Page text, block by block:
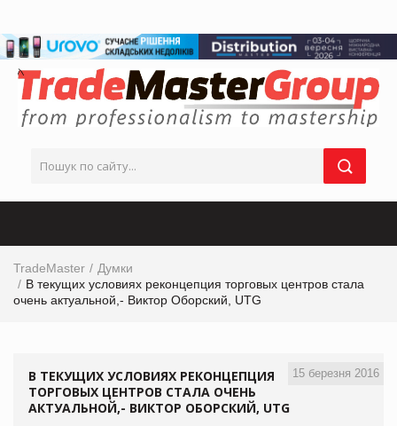
TradeMaster
Думки
В текущих условиях реконцепция торговых центров стала
очень актуальной,- Виктор Оборский, UTG
15 березня 2016
В ТЕКУЩИХ УСЛОВИЯХ РЕКОНЦЕПЦИЯ
ТОРГОВЫХ ЦЕНТРОВ СТАЛА ОЧЕНЬ
АКТУАЛЬНОЙ,- ВИКТОР ОБОРСКИЙ, UTG